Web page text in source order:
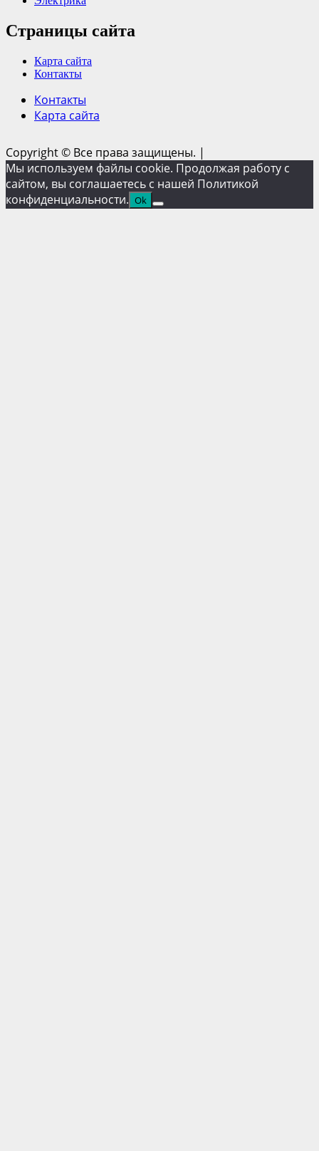
Страницы сайта
Карта сайта
Контакты
Контакты
Карта сайта
Copyright © Все права защищены. |
Мы используем файлы cookie. Продолжая работу с
сайтом, вы соглашаетесь с нашей Политикой
конфиденциальности. Ok